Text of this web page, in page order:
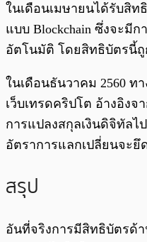
ในเดือนเมษายนได้รับสิท
แบบ Blockchain ซึ่งจะมี
อัตโนมัติ โดยสิทธิบัตรนี้ถู
ในเดือนธันวาคม 2560 ทา
เว็บเทรดคริปโต อ้างอิงจ
การแปลงสกุลเงินดิจิทัล
อัตราการแลกเปลี่ยนจะ
สรุป
อันที่จริงการมีสิทธิบัตรด้า